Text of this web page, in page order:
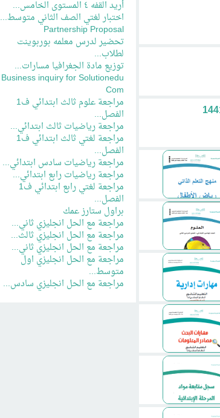
أريد القفه ٤ المستوى الخامس...
اختبار لغتي الصف الثاني متوسط...
Partnership Proposal
تحضير لدرس معلمه بوربوينت
لطلاب...
توزيع مادة الجغرافيا مسارات...
Business inquiry for Solutionedu
Com
مراجعة علوم ثالث ابتدائي ف1
الفصل...
مراجعة رياضيات ثالث ابتدائي...
مراجعة لغتي ثالث ابتدائي ف1
الفصل...
مراجعة رياضيات سادس ابتدائي...
مراجعة رياضيات رابع ابتدائي...
مراجعة لغتي رابع ابتدائي ف1
الفصل...
براول ستارز عمك
مراجعة مع الحل انجليزي ثاني...
مراجعة مع الحل انجليزي ثالث...
مراجعة مع الحل انجليزي ثاني...
مراجعة مع الحل انجليزي اول
متوسط...
مراجعة مع الحل انجليزي سادس...